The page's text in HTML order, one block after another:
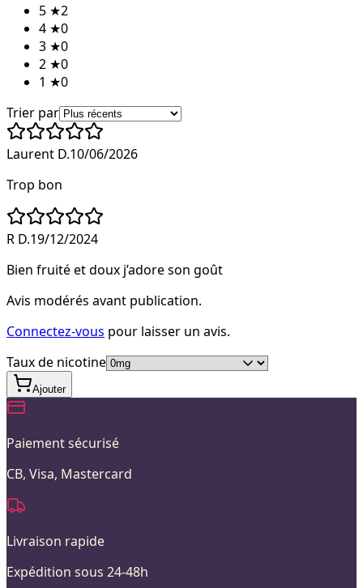
5 ★2
4 ★0
3 ★0
2 ★0
1 ★0
Trier par
Laurent D.10/06/2026
Trop bon
R D.19/12/2024
Bien fruité et doux j’adore son goût
Avis modérés avant publication.
Connectez-vous pour laisser un avis.
Taux de nicotine
Ajouter
Paiement sécurisé
CB, Visa, Mastercard
Livraison rapide
Expédition sous 24-48h